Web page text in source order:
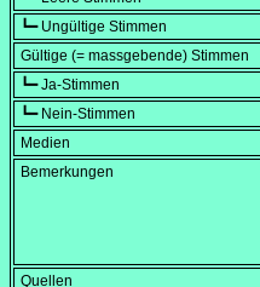
┗━ Ungültige Stimmen
Gültige (= massgebende) Stimmen
┗━ Ja-Stimmen
┗━ Nein-Stimmen
Medien
Bemerkungen
Quellen